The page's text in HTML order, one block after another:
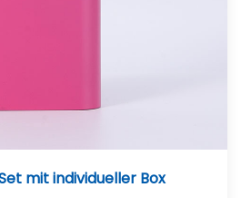
mit individueller Box